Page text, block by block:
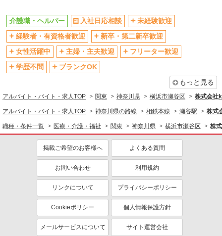
残業少なめ（月20h未満）
交通費支給
社会保険あり
産休・育休取得実績あり
退職金・財形貯蓄制度あり
各種手当（家族・役職・インセン
ティブなど）あり
制服貸与
同じ職種から求人を探す
介護職・ヘルパー
同じ特徴から求人を探す
ミドル（40代～）活躍中
ボーナス・賞与あり
車通勤OK
交通費支給
社会保険あり
産休・育休取得実績あり
介護職・ヘルパー 入社日応相談
未経験歓迎
経験者・有資格者歓迎
新卒・第二新卒歓迎
女性活躍中
主婦・主夫歓迎
フリーター歓迎
学歴不問
ブランクOK
もっと見る
アルバイト・バイト・求人TOP 関東 神奈川県 横浜市瀬谷区 株式会社
アルバイト・バイト・求人TOP 神奈川県の路線 相鉄本線 瀬谷駅 株式
職種・条件一覧 医療・介護・福祉 関東 神奈川県 横浜市瀬谷区 株
掲載ご希望のお客様へ よくある質問
お問い合わせ 利用規約
リンクについて プライバシーポリシー
Cookieポリシー 個人情報保護方針
メールサービスについて サイト運営会社